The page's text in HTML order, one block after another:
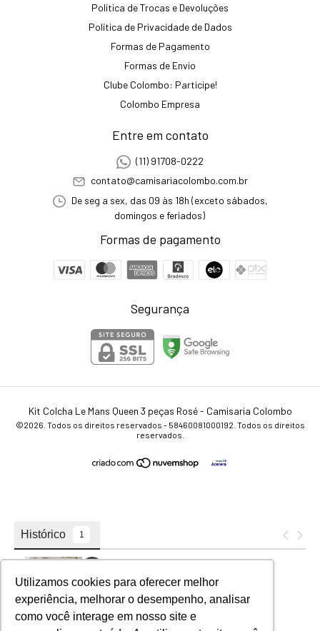
Utilizamos cookies para oferecer melhor
experiência, melhorar o desempenho, analisar
como você interage em nosso site e
Política de Trocas e Devoluções
Política de Privacidade de Dados
Formas de Pagamento
Formas de Envio
Clube Colombo: Participe!
Colombo Empresa
Entre em contato
(11) 91708-0222
contato@camisariacolombo.com.br
De seg a sex, das 09 às 18h (exceto sábados,
domingos e feriados)
Formas de pagamento
Segurança
Kit Colcha Le Mans Queen 3 peças Rosé- Camisaria Colombo
©2026. Todos os direitos reservados - 58460081000192. Todos os direitos
reservados.